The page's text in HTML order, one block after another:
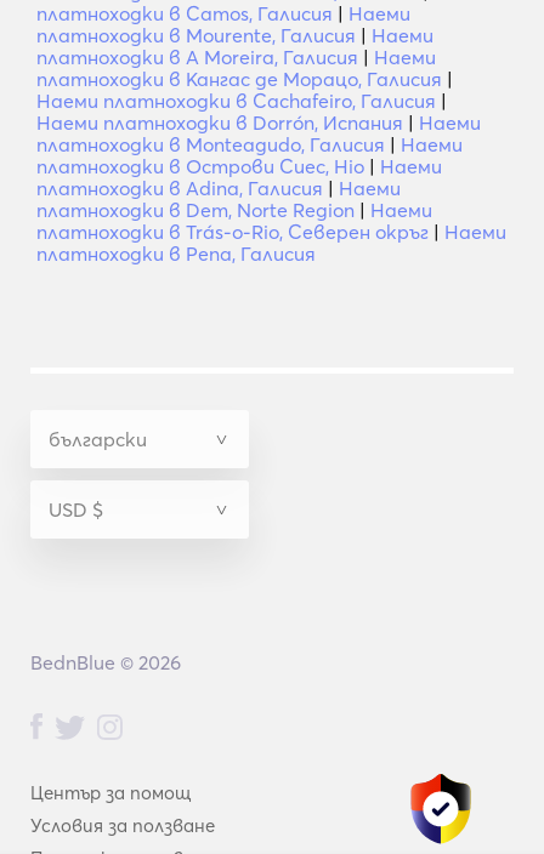
платноходки в Camos, Галисия | Наеми
платноходки в Mourente, Галисия | Наеми
платноходки в A Moreira, Галисия | Наеми
платноходки в Кангас де Морацо, Галисия |
Наеми платноходки в Cachafeiro, Галисия |
Наеми платноходки в Dorrón, Испания | Наеми
платноходки в Monteagudo, Галисия | Наеми
платноходки в Острови Сиес, Hio | Наеми
платноходки в Adina, Галисия | Наеми
платноходки в Dem, Norte Region | Наеми
платноходки в Trás-o-Rio, Северен окръг | Наеми
платноходки в Pena, Галисия
Център за помощ
Условия за ползване
BednBlue © 2026